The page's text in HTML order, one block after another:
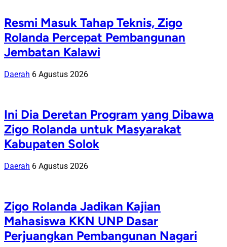
Resmi Masuk Tahap Teknis, Zigo
Rolanda Percepat Pembangunan
Jembatan Kalawi
Daerah 6 Agustus 2026
Ini Dia Deretan Program yang Dibawa
Zigo Rolanda untuk Masyarakat
Kabupaten Solok
Daerah 6 Agustus 2026
Zigo Rolanda Jadikan Kajian
Mahasiswa KKN UNP Dasar
Perjuangkan Pembangunan Nagari